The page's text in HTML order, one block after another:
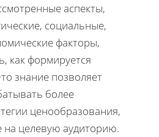
аспекты,
социальные,
факторы,
как формируется
знание позволяет
более
ценообразования,
целевую аудиторию.